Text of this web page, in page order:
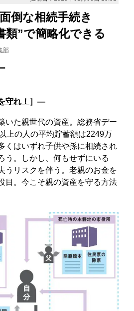
倒な相続手続き
類”で簡略化できる
部
守れ！ ］―
いた親世代の資産。総務省デー
上の人の平均貯蓄額は2249万
くはいずれ子供や孫に相続され
う。しかし、何もせずにいる
うリスクを伴う。老親のお金を
目。今こそ親の資産を守る方法